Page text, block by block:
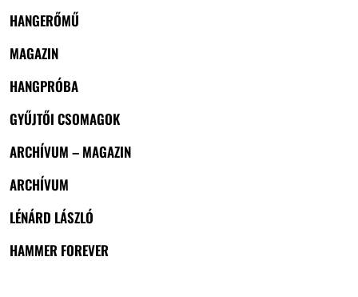
HANGERŐMŰ
MAGAZIN
HANGPRÓBA
GYŰJTŐI CSOMAGOK
ARCHÍVUM – MAGAZIN
ARCHÍVUM
LÉNÁRD LÁSZLÓ
HAMMER FOREVER